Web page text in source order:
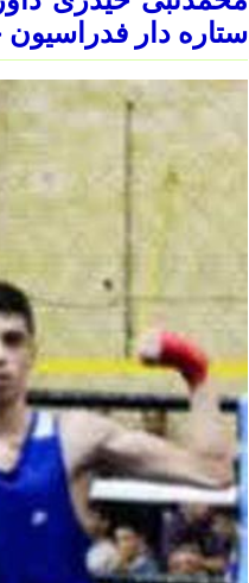
ستاره دار